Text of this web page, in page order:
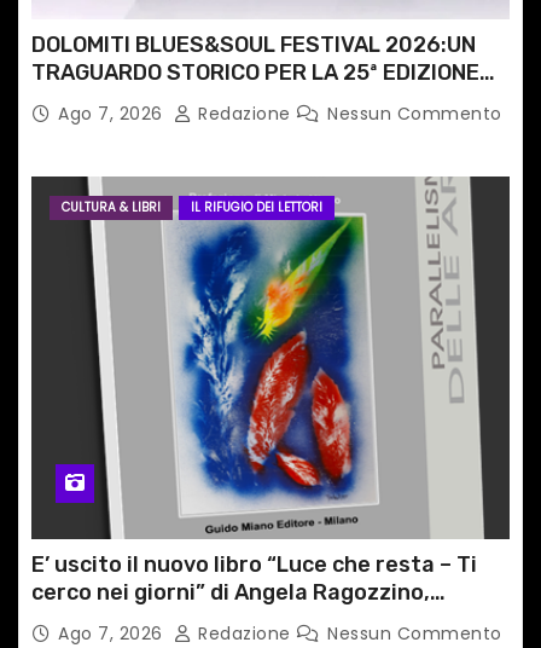
DOLOMITI BLUES&SOUL FESTIVAL 2026:UN
TRAGUARDO STORICO PER LA 25ª EDIZIONE
TRA LE CIME PATRIMONIO UNESCO
Ago 7, 2026 Redazione Nessun Commento
CULTURA & LIBRI IL RIFUGIO DEI LETTORI
E’ uscito il nuovo libro “Luce che resta – Ti
cerco nei giorni” di Angela Ragozzino,
medico primario di Capua
Ago 7, 2026 Redazione Nessun Commento